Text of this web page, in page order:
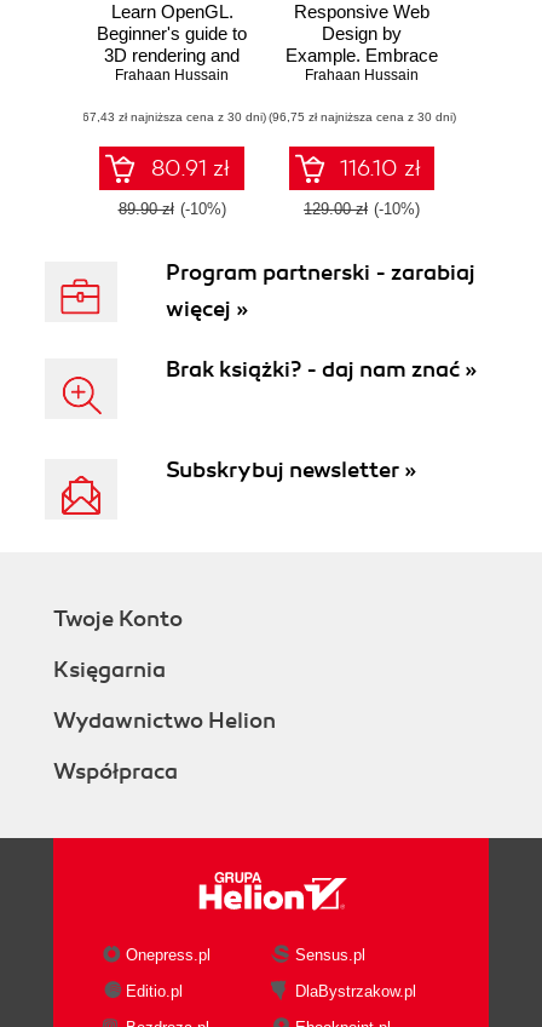
Learn OpenGL.
Beginner's guide to
3D rendering and
game development
C++
Frahaan Hussain
(67,43 zł najniższa cena z 30 dni)
80.91 zł
89.90 zł (-10%)
Responsive Web
Design by
Example. Embrace
responsive design
CSS3, JavaScript,
jQuery and
Bootstrap 4
Frahaan Hussain
(96,75 zł najniższa cena z 30 dni)
116.10 zł
129.00 zł (-10%)
Program partnerski - zarabiaj
więcej »
Brak książki? - daj nam znać »
Subskrybuj newsletter »
Twoje Konto
Księgarnia
Wydawnictwo Helion
Współpraca
Onepress.pl
Sensus.pl
Editio.pl
DlaBystrzakow.pl